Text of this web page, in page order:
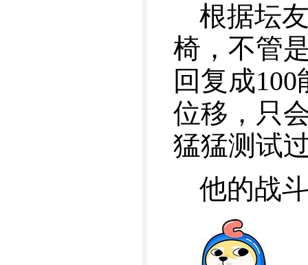
根据坛
椅，不管
回复成
位移，只
猛猛测试
他的战